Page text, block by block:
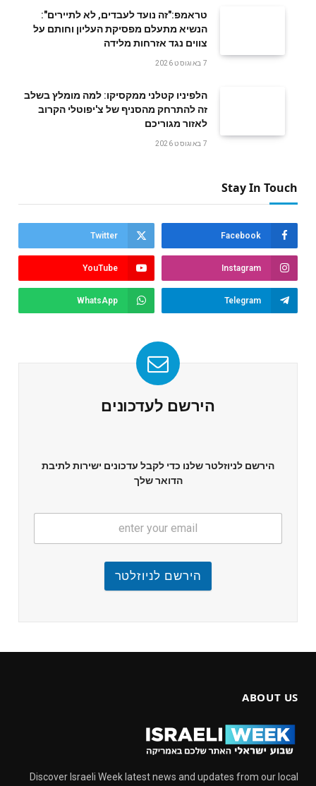
טראמפ:"זה נועד לעבדים, לא לתיירים":
הנשיא מתעלם מפסיקת העליון וחותם על
צווים נגד אזרחות מלידה
7 באוגוסט 2026
הלפיניו קטלני ממקסיקו: למה מומלץ בשלב
זה להתרחק מהסניף של צ'יפוטלי הקרוב
לאזור מגוריכם
7 באוגוסט 2026
Stay In Touch
Facebook
Twitter
Instagram
YouTube
Telegram
WhatsApp
הירשם לעדכונים
הירשם לניוזלטר שלנו כדי לקבל עדכונים ישירות לתיבת
הדואר שלך
הירשם לניוזלטר
ABOUT US
Discover Israeli Week latest news and updates from our local